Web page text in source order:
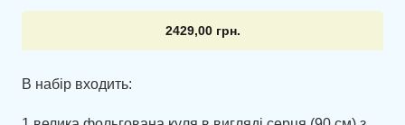
2429,00 грн.
В набір входить: